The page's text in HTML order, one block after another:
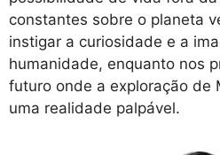
constantes sobre o planeta
instigar a curiosidade e a
humanidade, enquanto nos
futuro onde a exploração de
uma realidade palpável.